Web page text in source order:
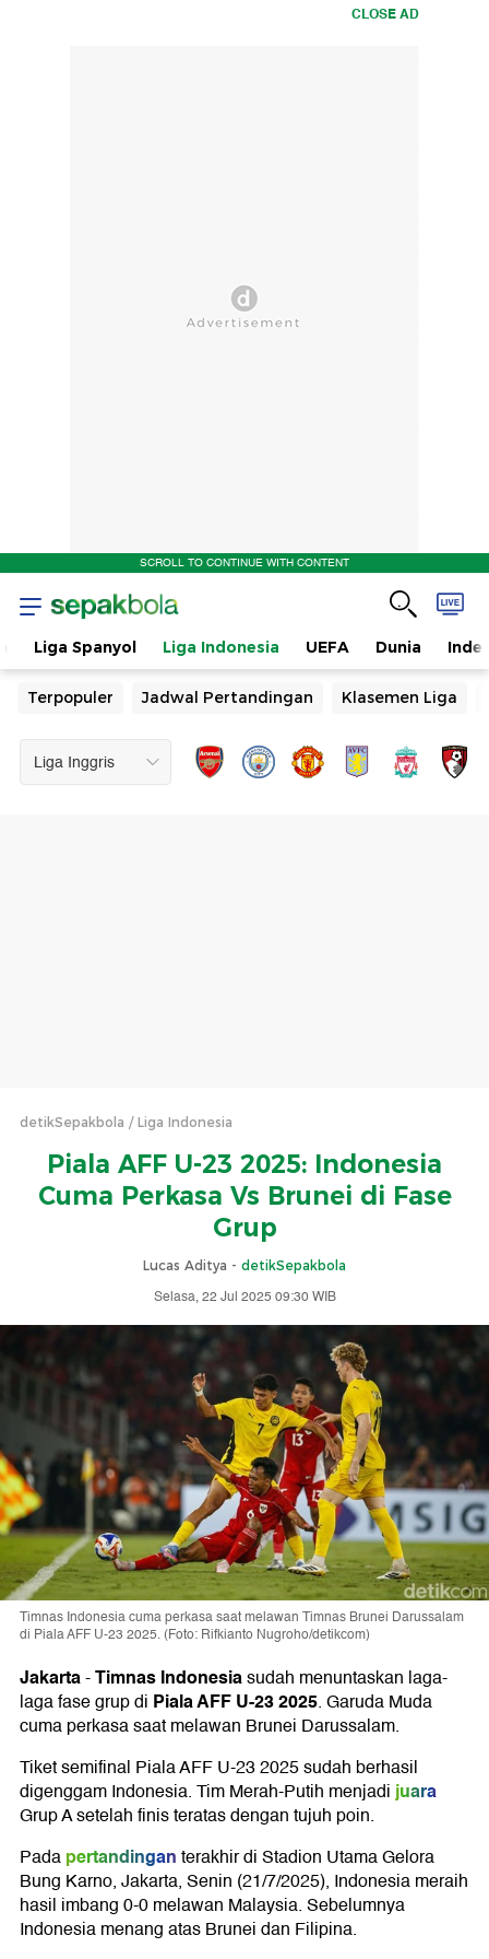
CLOSE AD
SCROLL TO CONTINUE WITH CONTENT
Liga Spanyol Liga Indonesia UEFA Dunia
Terpopuler Jadwal Pertandingan Klasemen Liga
detikSepakbola Liga Indonesia
Piala AFF U-23 2025: Indonesia
Cuma Perkasa Vs Brunei di Fase
Grup
Lucas Aditya - detikSepakbola
Selasa, 22 Jul 2025 09:30 WIB
Timnas Indonesia cuma perkasa saat melawan Timnas Brunei Darussalam
di Piala AFF U-23 2025. (Foto: Rifkianto Nugroho/detikcom)
Jakarta-Timnas Indonesiasudah menuntaskan laga-
laga fase grup di Piala AFF U-23 2025. Garuda Muda
cuma perkasa saat melawan Brunei Darussalam.
Tiket semifinal Piala AFF U-23 2025 sudah berhasil
digenggam Indonesia. Tim Merah-Putih menjadijuara
Grup A setelah finis teratas dengan tujuh poin.
Padapertandinganterakhir di Stadion Utama Gelora
Bung Karno, Jakarta, Senin (21/7/2025), Indonesia meraih
hasil imbang 0-0 melawan Malaysia. Sebelumnya
Indonesia menang atas Brunei dan Filipina.